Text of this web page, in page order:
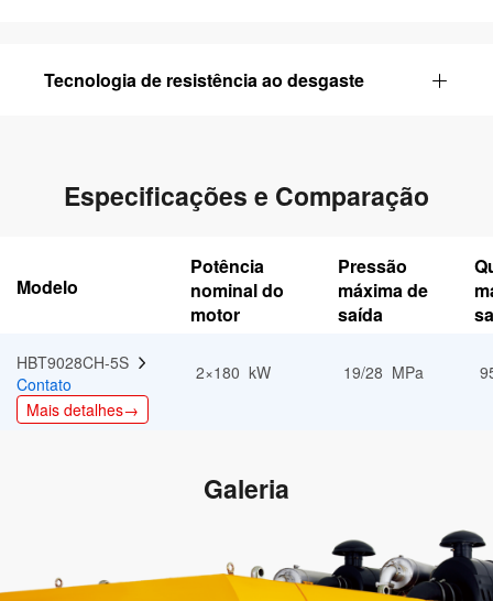
Tecnologia de resistência ao desgaste
Especificações e Comparação
Modelo
Potência
nominal do
motor
Pressão
máxima de
saída
HBT9028CH-5S
Contato
Mais detalhes→
2×180 kW 19/28 MPa
Galeria